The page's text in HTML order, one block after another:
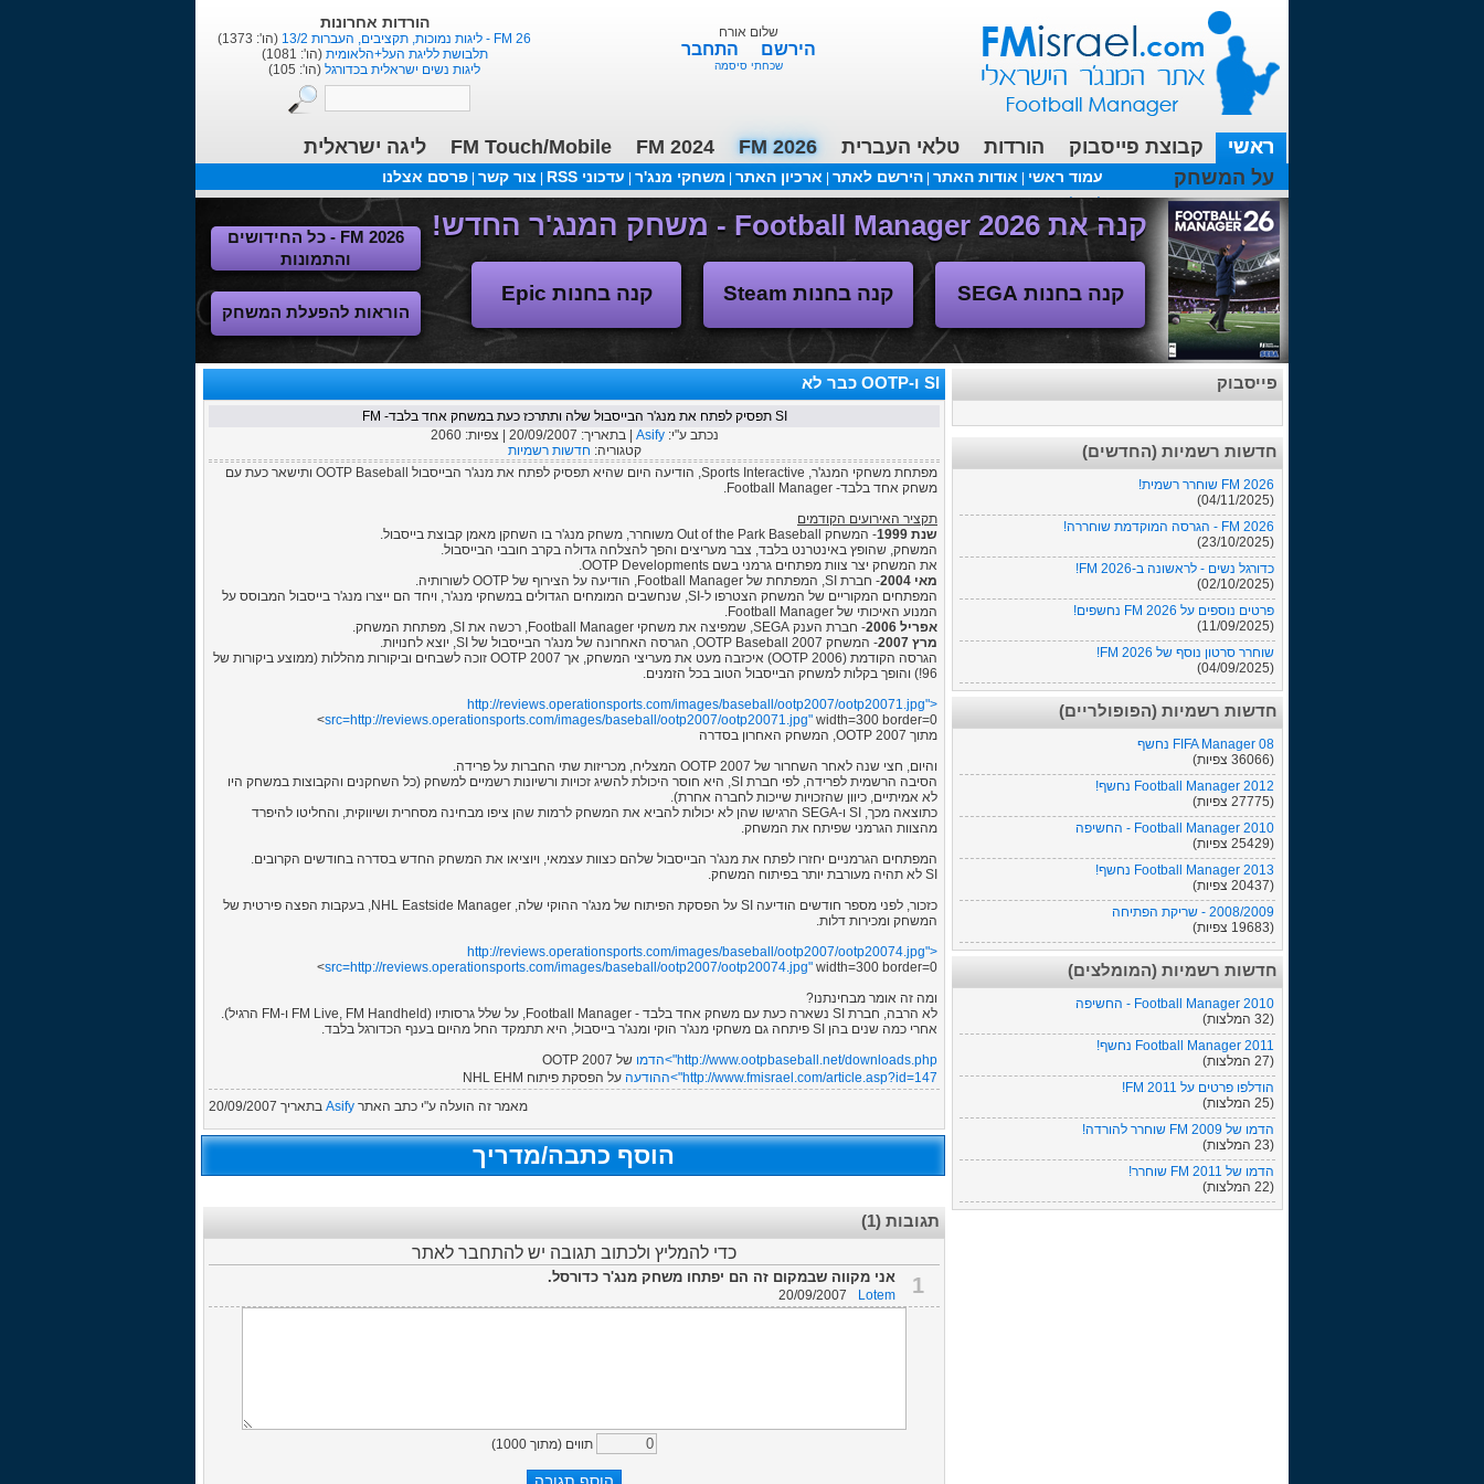
הורדות אחרונות
FM 26 - ליגות נמוכות, תקציבים, העברות 13/2
(הו': 1373)
תלבושת לליגת העל+הלאומית(הו': 1081)
ליגות נשים ישראלית בכדורגל (הו': 105)
שלום אורח
הירשם התחבר
שכחתי סיסמה
ראשי קבוצת פייסבוק הורדות טלאי העברית FM 2026
FM 2024
FM Touch/Mobile
ליגה ישראלית
על המשחק
עמוד ראשי אודות האתר |הירשם לאתר ארכיון האתר משחקי מנג'ר עדכוני RSS צור קשר פרסם אצלנו
עכשיו בפורומים:מנג'ר 2010 - טבלת הליגה
קנה את Football Manager 2026 - משחק המנג'ר החדש!
קנה בחנות SEGA קנה בחנות Steam קנה בחנות Epic
FM 2026 - כל החידושים
והתמונות
הוראות להפעלת המשחק
פייסבוק
חדשות רשמיות (החדשים)
FM 2026 שוחרר רשמית!
(04/11/2025)
FM 2026 - הגרסה המוקדמת שוחררה!
(23/10/2025)
כדורגל נשים - לראשונה ב-FM 2026!
(02/10/2025)
פרטים נוספים על FM 2026 נחשפים!
(11/09/2025)
שוחרר סרטון נוסף של FM 2026!
(04/09/2025)
חדשות רשמיות (הפופולריים)
FIFA Manager 08 נחשף
(36066 צפיות)
Football Manager 2012 נחשף!
(27775 צפיות)
Football Manager 2010 - החשיפה
(25429 צפיות)
Football Manager 2013 נחשף!
(20437 צפיות)
2008/2009 - שריקת הפתיחה
(19683 צפיות)
חדשות רשמיות (המומלצים)
Football Manager 2010 - החשיפה
(32 המלצות)
Football Manager 2011 נחשף!
(27 המלצות)
הודלפו פרטים על FM 2011!
(25 המלצות)
הדמו של FM 2009 שוחרר להורדה!
(23 המלצות)
הדמו של FM 2011 שוחרר!
(22 המלצות)
SI ו-OOTP כבר לא
SI תפסיק לפתח את מנג'ר הבייסבול שלה ותתרכז כעת במשחק אחד בלבד- FM
נכתב ע"י:Asify | בתאריך: 20/09/2007 | צפיות:2060
קטגוריה: חדשות רשמיות
מפתחת משחקי המנג'ר, Sports Interactive, הודיעה היום שהיא תפסיק לפתח את מנג'ר הבייסבול OOTP Baseball ותישאר כעת עם
משחק אחד בלבד- Football Manager.
תקציר האירועים הקודמים
שנת 1999
- המשחק Out of the Park Baseball משוחרר, משחק מנג'ר בו השחקן מאמן קבוצת בייסבול.
המשחק, שהופץ באינטרנט בלבד, צבר מעריצים והפך להצלחה גדולה בקרב חובבי הבייסבול.
את המשחק יצר צוות מפתחים גרמני בשם OOTP Developments.
מאי 2004
- חברת SI, המפתחת של Football Manager, הודיעה על הצירוף של OOTP לשורותיה.
המפתחים המקוריים של המשחק הצטרפו ל-SI, שנחשבים המומחים הגדולים במשחקי מנג'ר, ויחד הם ייצרו מנג'ר בייסבול המבוסס על
המנוע האיכותי של Football Manager.
אפריל 2006
- חברת הענק SEGA, שמפיצה את משחקי Football Manager, רכשה את SI, מפתחת המשחק.
מרץ 2007
- המשחק OOTP Baseball 2007, הגרסה האחרונה של מנג'ר הבייסבול של SI, יוצא לחנויות.
הגרסה הקודמת (OOTP 2006) איכזבה מעט את מעריצי המשחק, אך OOTP 2007 זוכה לשבחים וביקורות מהללות (ממוצע ביקורות של
96!) והופך בקלות למשחק הבייסבול הטוב בכל הזמנים.
http://reviews.operationsports.com/images/baseball/ootp2007/ootp20071.jpg">
src=http://reviews.operationsports.com/images/baseball/ootp2007/ootp20071.jpg" width=300 border=0>
מתוך OOTP 2007, המשחק האחרון בסדרה
והיום, חצי שנה לאחר השחרור של OOTP 2007 המצליח, מכריזות שתי החברות על פרידה.
הסיבה הרשמית לפרידה, לפי חברת SI, היא חוסר היכולת להשיג זכויות ורשיונות רשמיים למשחק (כל השחקנים והקבוצות במשחק היו
לא אמיתיים, כיוון שהזכויות שייכות לחברה אחרת).
כתוצאה מכך, SI ו-SEGA הרגישו שהן לא יכולות להביא את המשחק לרמות שהן ציפו מבחינה מסחרית ושיווקית, והחליטו להיפרד
מהצוות הגרמני שפיתח את המשחק.
המפתחים הגרמניים יחזרו לפתח את מנג'ר הבייסבול שלהם כצוות עצמאי, ויוציאו את המשחק החדש בסדרה בחודשים הקרובים.
SI לא תהיה מעורבת יותר בפיתוח המשחק.
כזכור, לפני מספר חודשים הודיעה SI על הפסקת הפיתוח של מנג'ר ההוקי שלה, NHL Eastside Manager, בעקבות הפצה פירטית של
המשחק ומכירות דלות.
http://reviews.operationsports.com/images/baseball/ootp2007/ootp20074.jpg">
src=http://reviews.operationsports.com/images/baseball/ootp2007/ootp20074.jpg" width=300 border=0>
ומה זה אומר מבחינתנו?
לא הרבה, חברת SI נשארה כעת עם משחק אחד בלבד - Football Manager, על שלל גרסותיו (FM Live, FM Handheld ו-FM הרגיל).
אחרי כמה שנים בהן SI פיתחה גם משחקי מנג'ר הוקי ומנג'ר בייסבול, היא תתמקד החל מהיום בענף הכדורגל בלבד.
http://www.ootpbaseball.net/downloads.php">הדמו
של OOTP 2007
http://www.fmisrael.com/article.asp?id=147">ההודעה
על הפסקת פיתוח NHL EHM
מאמר זה הועלה ע"י כתב האתר Asify בתאריך 20/09/2007
הוסף כתבה/מדריך
תגובות (1)
כדי להמליץ ולכתוב תגובה יש להתחבר לאתר
1 אני מקווה שבמקום זה הם יפתחו משחק מנג'ר כדורסל.
Lotem
20/09/2007
תווים (מתוך 1000
)